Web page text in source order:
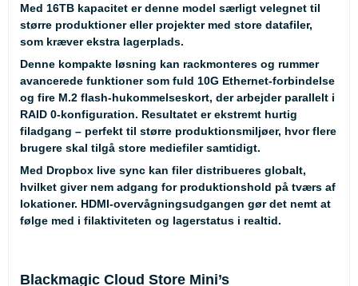
Med 16TB kapacitet er denne model særligt velegnet til
større produktioner eller projekter med store datafiler,
som kræver ekstra lagerplads.
Denne kompakte løsning kan rackmonteres og rummer
avancerede funktioner som fuld 10G Ethernet-forbindelse
og fire M.2 flash-hukommelseskort, der arbejder parallelt i
RAID 0-konfiguration. Resultatet er ekstremt hurtig
filadgang – perfekt til større produktionsmiljøer, hvor flere
brugere skal tilgå store mediefiler samtidigt.
Med Dropbox live sync kan filer distribueres globalt,
hvilket giver nem adgang for produktionshold på tværs af
lokationer. HDMI-overvågningsudgangen gør det nemt at
følge med i filaktiviteten og lagerstatus i realtid.
Blackmagic Cloud Store Mini’s